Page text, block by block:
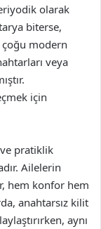
olarak
biterse,
çoğu modern
veya
için
pratiklik
Ailelerin
hem konfor hem
anahtarsız kilit
aynı